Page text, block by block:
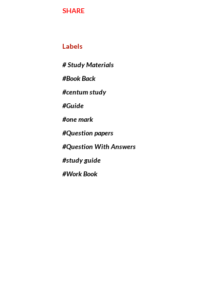
SHARE
Labels
# Study Materials
#Book Back
#centum study
#Guide
#one mark
#Question papers
#Question With Answers
#study guide
#Work Book